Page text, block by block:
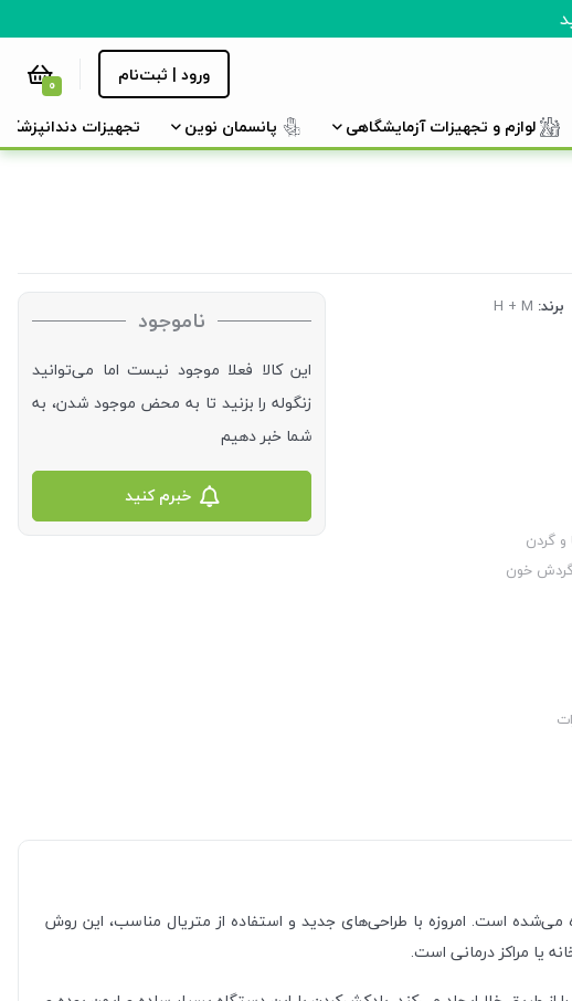
ورود | ثبت‌نام 0
لوازم و تجهیزات آزمایشگاهی پانسمان نوین تجهیزات دندانپزشکی
برند: H + M
گردن
گردش خون
ناموجود
این کالا فعلا موجود نیست اما می‌توانید
زنگوله را بزنید تا به محض موجود شدن، به
شما خبر دهیم
خبرم کنید
است. امروزه با طراحی‌های جدید و استفاده از متریال مناسب، این روش‌